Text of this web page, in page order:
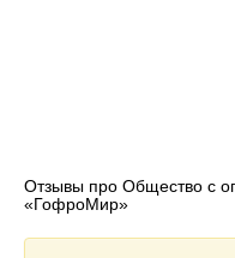
Отзывы про Общество с
«ГофроМир»